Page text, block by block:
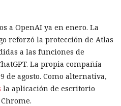
a OpenAI ya en enero. La
reforzó la protección de Atlas
a las funciones de
La propia compañía
de agosto. Como alternativa,
la aplicación de escritorio